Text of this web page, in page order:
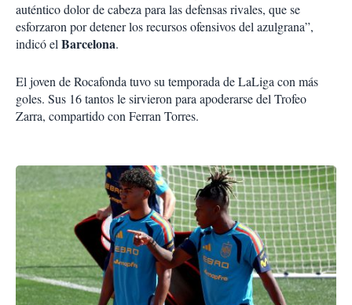
auténtico dolor de cabeza para las defensas rivales, que se
esforzaron por detener los recursos ofensivos del azulgrana”,
indicó elBarcelona.
El joven de Rocafonda tuvo su temporada de LaLiga con más
goles. Sus 16 tantos le sirvieron para apoderarse del Trofeo
Zarra, compartido con Ferran Torres.